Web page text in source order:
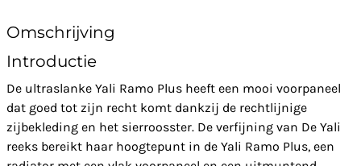
Omschrijving
Introductie
De ultraslanke Yali Ramo Plus heeft een mooi voorpaneel
dat goed tot zijn recht komt dankzij de rechtlijnige
zijbekleding en het sierroosster. De verfijning van De Yali
reeks bereikt haar hoogtepunt in de Yali Ramo Plus, een